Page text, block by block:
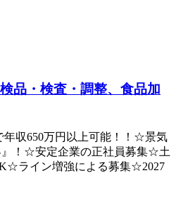
品・検査・調整、食品加
年収650万円以上可能！！☆景気
』！☆安定企業の正社員募集☆土
ライン増強による募集☆2027